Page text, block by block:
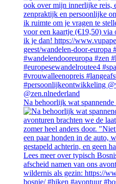
Na behoorlijk wat spannende